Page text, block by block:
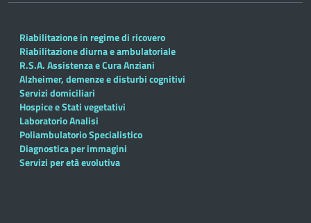
Riabilitazione in regime di ricovero
Riabilitazione diurna e ambulatoriale
R.S.A. Assistenza e Cura Anziani
Alzheimer, demenze e disturbi cognitivi
Servizi domiciliari
Hospice e Stati vegetativi
Laboratorio Analisi
Poliambulatorio Specialistico
Diagnostica per immagini
Servizi per età evolutiva